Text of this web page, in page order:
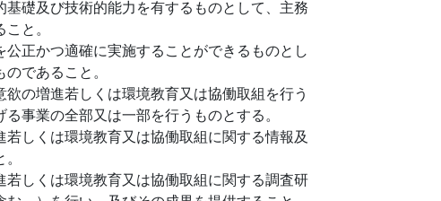
礎及び技術的能力を有するものとして、主務
と。
正かつ適確に実施することができるものとし
であること。
の増進若しくは環境教育又は協働取組を行う
事業の全部又は一部を行うものとする。
しくは環境教育又は協働取組に関する情報及
しくは環境教育又は協働取組に関する調査研